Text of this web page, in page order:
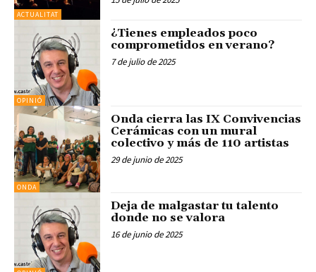
ACTUALITAT
OPINIÓ
¿Tienes empleados poco
comprometidos en verano?
7 de julio de 2025
ONDA
Onda cierra las IX Convivencias
Cerámicas con un mural
colectivo y más de 110 artistas
29 de junio de 2025
Deja de malgastar tu talento
donde no se valora
16 de junio de 2025